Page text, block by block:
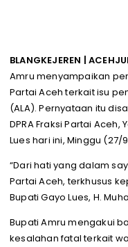
BLANGKEJEREN |
Amru menyampaikan
Partai Aceh terkait isu
(ALA). Pernyataan itu
DPRA Fraksi Partai
Lues hari ini, Minggu (27/
“Dari hati yang dalam
Partai Aceh, terkhusus
Bupati Gayo Lues, H.
Bupati Amru mengakui
kesalahan fatal terkait